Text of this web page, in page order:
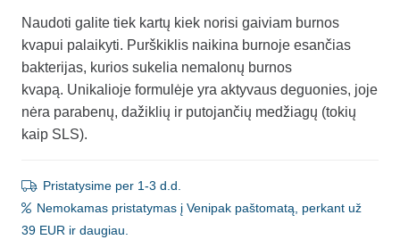
Naudoti galite tiek kartų kiek norisi gaiviam burnos
kvapui palaikyti. Purškiklis naikina burnoje esančias
bakterijas, kurios sukelia nemalonų burnos
kvapą. Unikalioje formulėje yra aktyvaus deguonies, joje
nėra parabenų, dažiklių ir putojančių medžiagų (tokių
kaip SLS).
Pristatysime per 1-3 d.d.
Nemokamas pristatymas į Venipak paštomatą, perkant už
39 EUR ir daugiau.